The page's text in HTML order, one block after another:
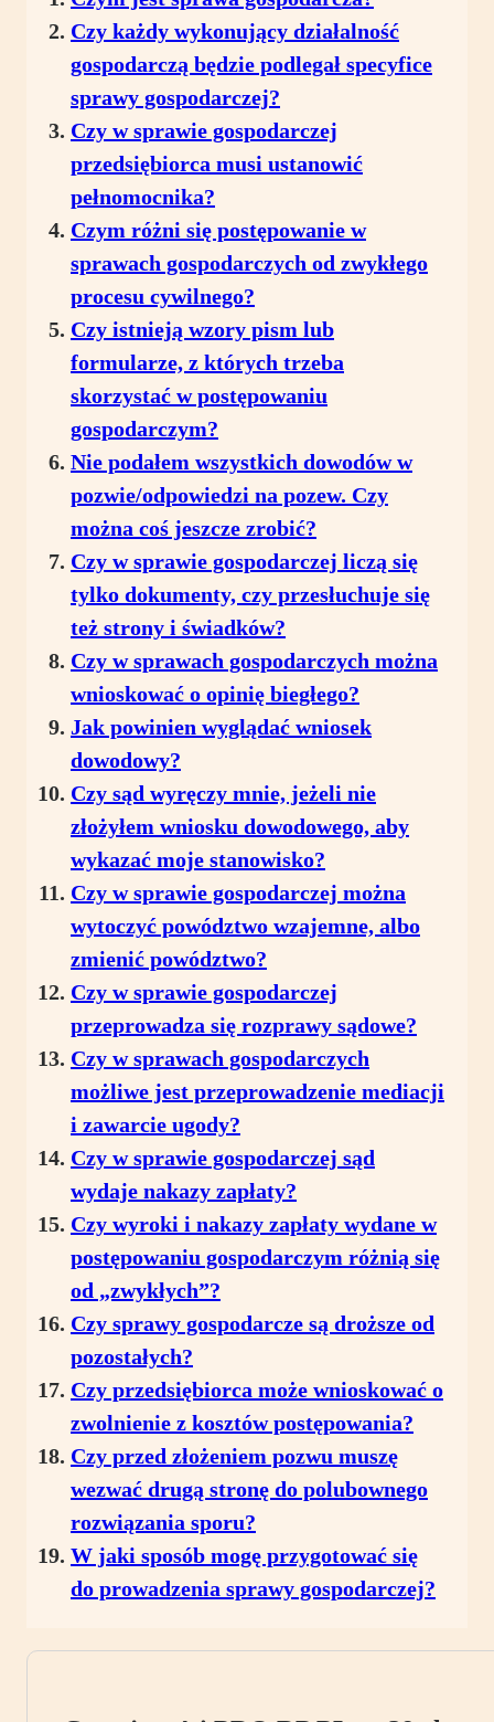
Czy każdy wykonujący działalność
gospodarczą będzie podlegał specyfice
sprawy gospodarczej?
Czy w sprawie gospodarczej
przedsiębiorca musi ustanowić
pełnomocnika?
Czym różni się postępowanie w
sprawach gospodarczych od zwykłego
procesu cywilnego?
Czy istnieją wzory pism lub
formularze, z których trzeba
skorzystać w postępowaniu
gospodarczym?
Nie podałem wszystkich dowodów w
pozwie/odpowiedzi na pozew. Czy
można coś jeszcze zrobić?
Czy w sprawie gospodarczej liczą się
tylko dokumenty, czy przesłuchuje się
też strony i świadków?
Czy w sprawach gospodarczych można
wnioskować o opinię biegłego?
Jak powinien wyglądać wniosek
dowodowy?
Czy sąd wyręczy mnie, jeżeli nie
złożyłem wniosku dowodowego, aby
wykazać moje stanowisko?
Czy w sprawie gospodarczej można
wytoczyć powództwo wzajemne, albo
zmienić powództwo?
Czy w sprawie gospodarczej
przeprowadza się rozprawy sądowe?
Czy w sprawach gospodarczych
możliwe jest przeprowadzenie mediacji
i zawarcie ugody?
Czy w sprawie gospodarczej sąd
wydaje nakazy zapłaty?
Czy wyroki i nakazy zapłaty wydane w
postępowaniu gospodarczym różnią się
od „zwykłych”?
Czy sprawy gospodarcze są droższe od
pozostałych?
Czy przedsiębiorca może wnioskować o
zwolnienie z kosztów postępowania?
Czy przed złożeniem pozwu muszę
wezwać drugą stronę do polubownego
rozwiązania sporu?
W jaki sposób mogę przygotować się
do prowadzenia sprawy gospodarczej?